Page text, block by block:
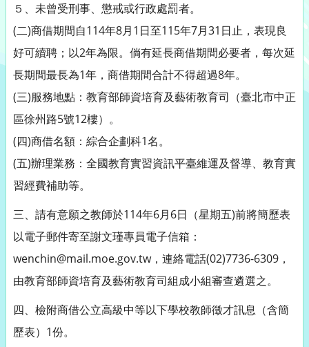
５、未曾受刑事、懲戒或行政處罰者。
(二)商借期間自114年8月1日至115年7月31日止，表現良
好可續聘；以2年為限。倘有延長商借期間必要者，每次延
長期間最長為1年，商借期間合計不得超過8年。
(三)服務地點：教育部師資培育及藝術教育司（臺北市中正
區徐州路5號12樓）。
(四)商借名額：綜合企劃科1名。
(五)辦理業務：全國教育實習資訊平臺維運及督導、教育實
習經費補助等。
三、請有意願之教師於114年6月6日（星期五)前將簡歷表
以電子郵件寄至謝文瑾專員電子信箱：
wenchin@mail.moe.gov.tw，連絡電話(02)7736-6309，
由教育部師資培育及藝術教育司組成小組審查遴選之。
四、檢附商借公立高級中等以下學校教師徵才訊息（含簡
歷表）1份。